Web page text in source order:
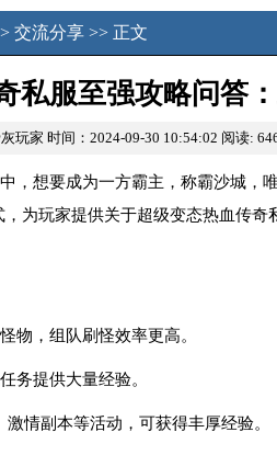
交流分享 >> 正文
私服至强攻略问答
玩家 时间：2024-09-30 10:54:02 阅读:
，想要成为一方霸主，称霸沙城，
为玩家提供关于超级变态热血传奇
物，组队刷怪效率更高。
务提供大量经验。
情副本等活动，可获得丰厚经验。